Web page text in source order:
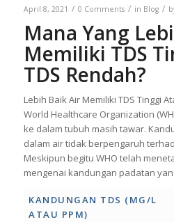
April 8, 2021 / 0 Comments / in Blog /
Mana Yang
Memiliki TDS
TDS Rendah?
Lebih Baik Air Memiliki TDS Tinggi
World Healthcare Organization
ke dalam tubuh masih tawar.
dalam air tidak berpengaruh
Meskipun begitu WHO telah
mengenai kandungan padatan
KANDUNGAN TDS (MG/L
ATAU PPM)